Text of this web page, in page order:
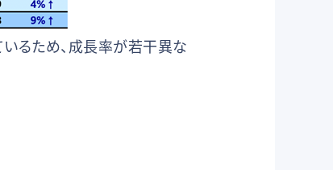
るため、成長率が若干異な